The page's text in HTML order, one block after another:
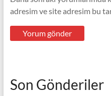
adresim ve site adresim bu
Son Gönderiler